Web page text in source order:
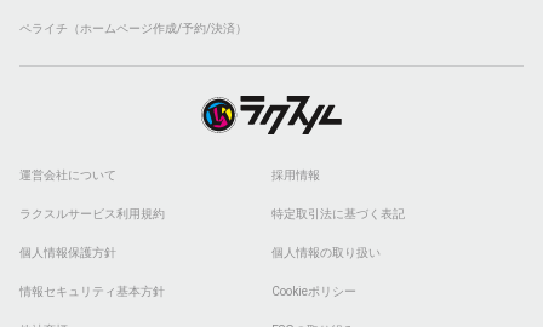
ペライチ（ホームページ作成/予約/決済）
運営会社について 採用情報
ラクスルサービス利用規約 特定取引法に基づく表記
個人情報保護方針 個人情報の取り扱い
情報セキュリティ基本方針 Cookieポリシー